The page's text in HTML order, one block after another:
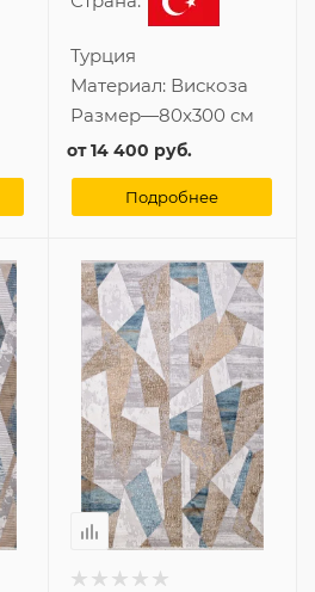
Турция
Материал: Вискоза
Размер—80x300 см
от14 400 руб.
Подробнее